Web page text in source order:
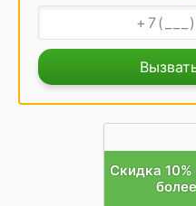
Скидка 10%